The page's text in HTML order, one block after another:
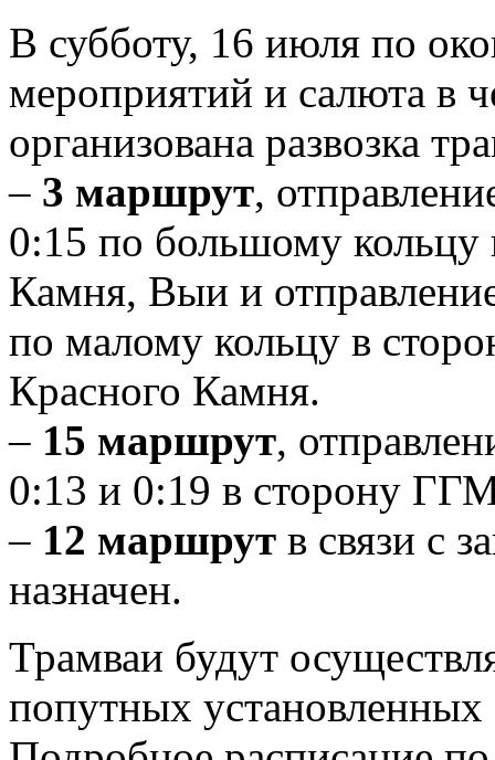
В субботу, 16 июля по
мероприятий и салюта в
организована развозка
– 3 маршрут,
0:15 по большому
Камня, Выи и
по малому кольцу в
Красного Камня.
– 15 маршрут,
0:13 и 0:19 в сторону
– 12 маршрут в связи с
назначен.
Трамваи будут
попутных